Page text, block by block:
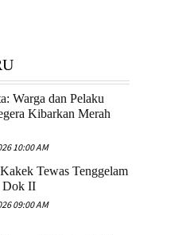
Warga dan Pelaku
Kibarkan Merah
10:00 AM
Tewas Tenggelam
Dok II
09:00 AM